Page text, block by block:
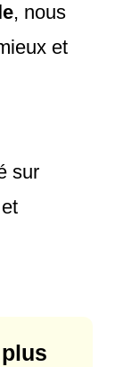
, nous
et
sur